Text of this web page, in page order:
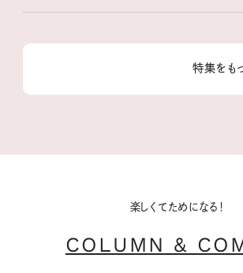
特集をも
楽しくてためになる！
COLUMN &